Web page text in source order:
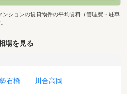
ションの賃貸物件の平均賃料（管理費・駐車
場を見る
石橋 川合高岡